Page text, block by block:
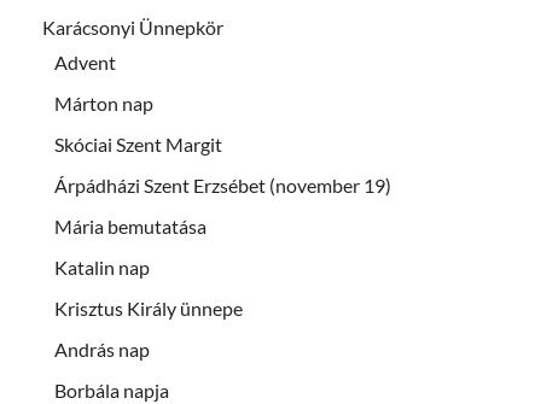
Karácsonyi Ünnepkör
Advent
Márton nap
Skóciai Szent Margit
Árpádházi Szent Erzsébet (november 19)
Mária bemutatása
Katalin nap
Krisztus Király ünnepe
András nap
Borbála napja